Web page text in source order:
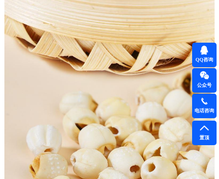
QQ咨询
公众号
电话咨询
置顶